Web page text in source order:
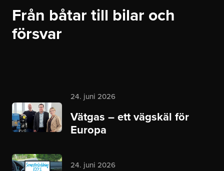
Från båtar till bilar och
försvar
24. juni 2026
Vätgas – ett vägskäl för
Europa
24. juni 2026